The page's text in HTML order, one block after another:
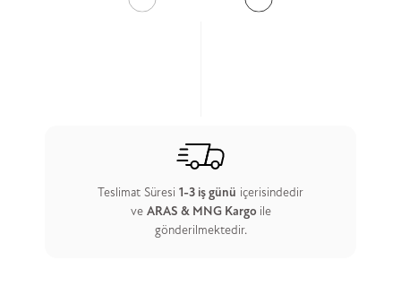
Teslimat Süresi 1-3 iş günü içerisindedir
ve ARAS & MNG Kargo ile
gönderilmektedir.